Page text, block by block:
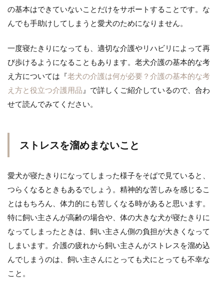
の基本はできていないことだけをサポートすることです。な
んでも手助けしてしまうと愛犬のためになりません。
一度寝たきりになっても、適切な介護やリハビリによって再
び歩けるようになることもあります。老犬介護の基本的な考
え方については『老犬の介護は何が必要？介護の基本的な考
え方と役立つ介護用品 』で詳しくご紹介しているので、合わ
せて読んでみてください。
ストレスを溜めまないこと
愛犬が寝たきりになってしまった様子をそばで見ていると、
つらくなるときもあるでしょう。精神的な苦しみを感じるこ
とはもちろん、体力的にも苦しくなる時があると思います。
特に飼い主さんが高齢の場合や、体の大きな犬が寝たきりに
なってしまったときは、飼い主さん側の負担が大きくなって
しまいます。介護の疲れから飼い主さんがストレスを溜め込
んでしまうのは、飼い主さんにとっても犬にとっても不幸な
こと。